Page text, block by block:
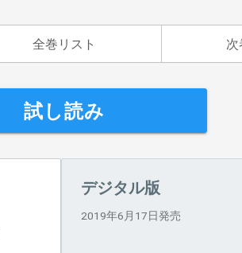
全巻リスト 次
試し読み
デジタル版
2019年6月17日発売